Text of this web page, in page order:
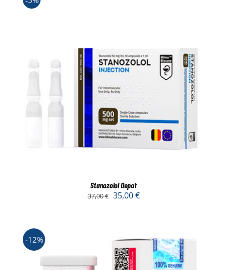
Stanozolol Depot
37,00€ 35,00€
-12%